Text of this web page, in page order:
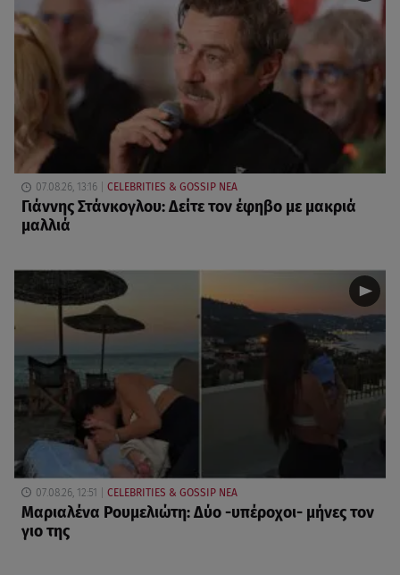
07.08.26, 13:16 CELEBRITIES & GOSSIP ΝΕΑ
Γιάννης Στάνκογλου: Δείτε τον έφηβο με μακριά
μαλλιά
07.08.26, 12:51 CELEBRITIES & GOSSIP ΝΕΑ
Μαριαλένα Ρουμελιώτη: Δύο -υπέροχοι- μήνες τον
γιο της